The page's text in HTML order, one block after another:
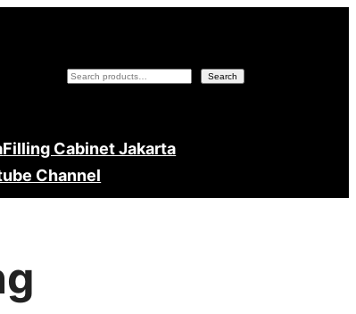
Search Search
Filling Cabinet Jakarta
Channel